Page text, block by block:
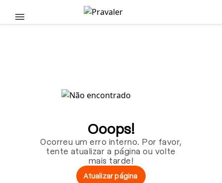
Pular para o conteúdo principal
Ooops!
Ocorreu um erro interno. Por favor,
tente atualizar a página ou volte
mais tarde!
Atualizar página